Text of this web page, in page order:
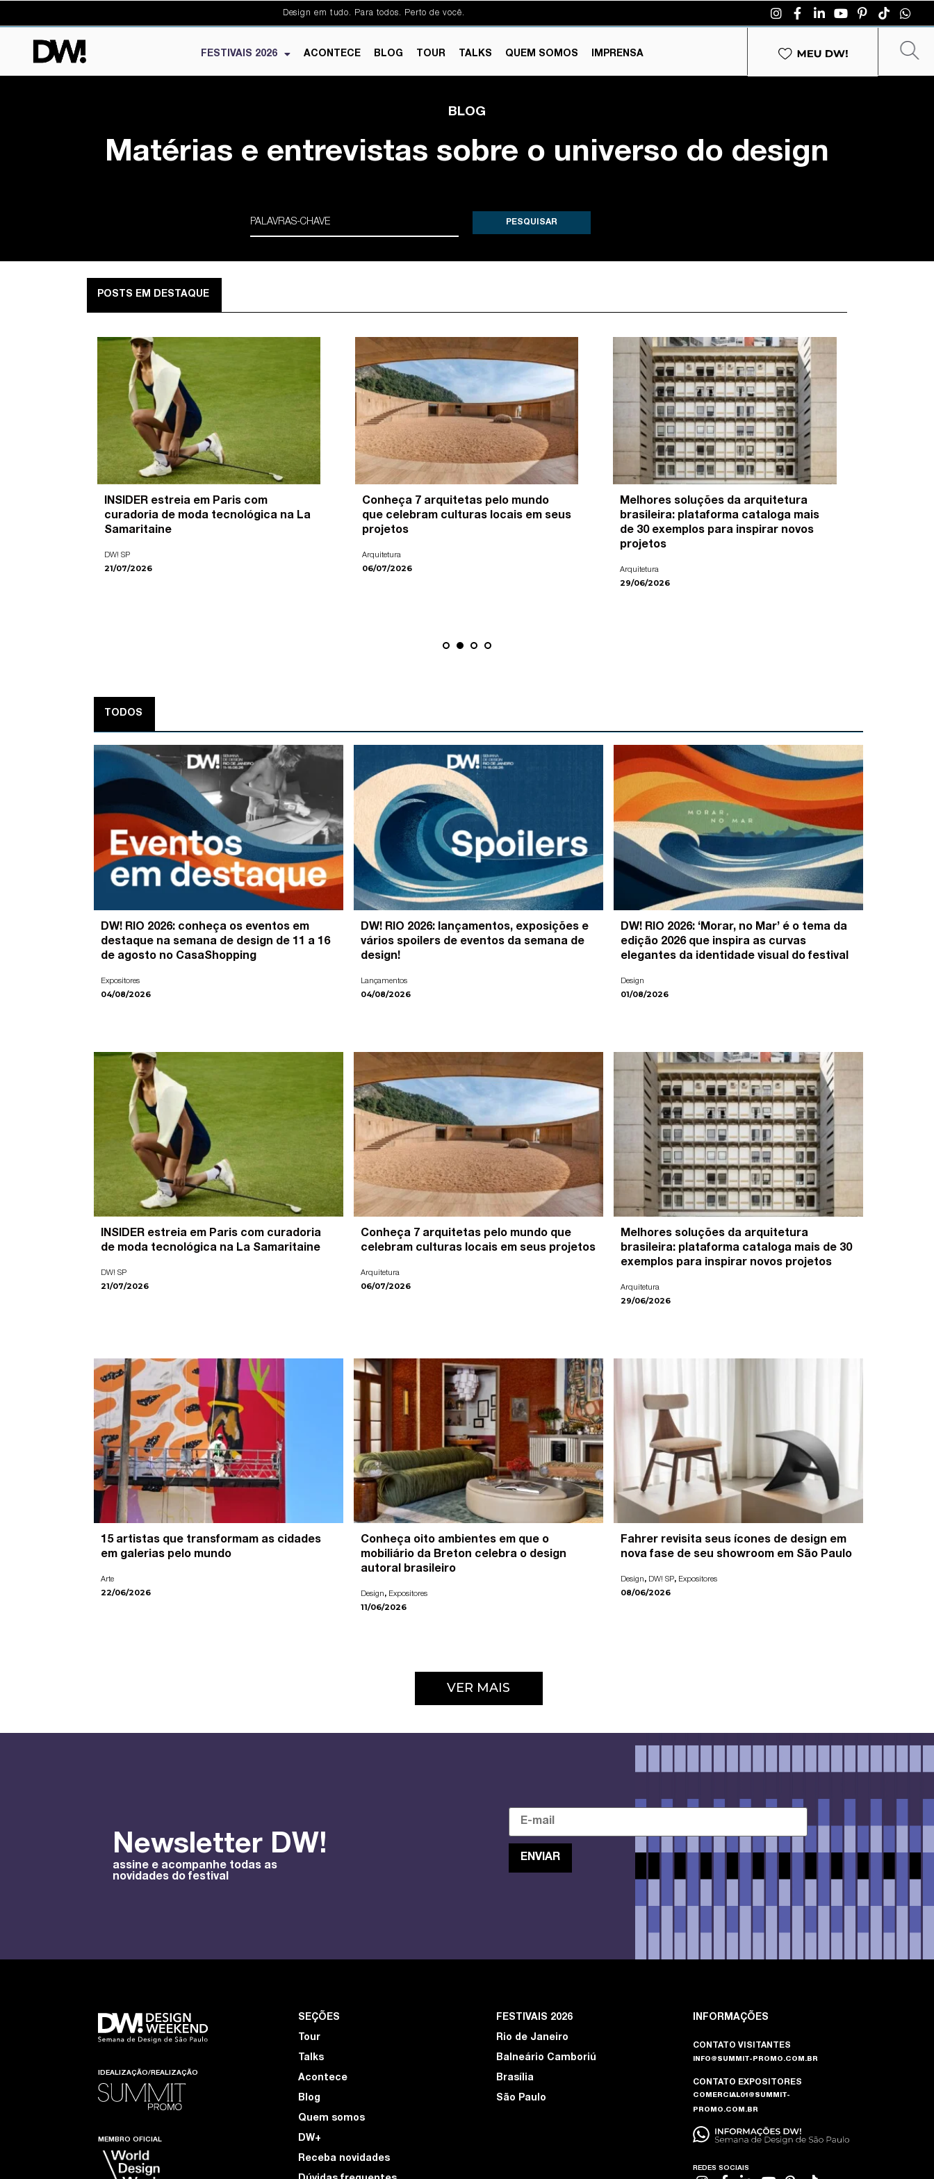
Design em tudo. Para todos. Perto de você.
FESTIVAIS 2026 ACONTECE BLOG TOUR TALKS QUEM SOMOS IMPRENSA
BLOG
Matérias e entrevistas sobre o universo do design
PESQUISAR
POSTS EM DESTAQUE
INSIDER estreia em Paris com
curadoria de moda tecnológica na La
Samaritaine
DW! SP
21/07/2026
Conheça 7 arquitetas pelo mundo
que celebram culturas locais em seus
projetos
Arquitetura
06/07/2026
Melhores soluções da arquitetura
brasileira: plataforma cataloga mais
de 30 exemplos para inspirar novos
projetos
Arquitetura
29/06/2026
TODOS
DW! RIO 2026: conheça os eventos em
destaque na semana de design de 11 a 16
de agosto no CasaShopping
Expositores
04/08/2026
DW! RIO 2026: lançamentos, exposições e
vários spoilers de eventos da semana de
design!
Lançamentos
04/08/2026
DW! RIO 2026: ‘Morar, no Mar’ é o tema da
edição 2026 que inspira as curvas
elegantes da identidade visual do festival
Design
01/08/2026
INSIDER estreia em Paris com curadoria
de moda tecnológica na La Samaritaine
DW! SP
21/07/2026
Conheça 7 arquitetas pelo mundo que
celebram culturas locais em seus projetos
Arquitetura
06/07/2026
Melhores soluções da arquitetura
brasileira: plataforma cataloga mais de 30
exemplos para inspirar novos projetos
Arquitetura
29/06/2026
15 artistas que transformam as cidades
em galerias pelo mundo
Arte
22/06/2026
Conheça oito ambientes em que o
mobiliário da Breton celebra o design
autoral brasileiro
Design, Expositores
11/06/2026
Fahrer revisita seus ícones de design em
nova fase de seu showroom em São Paulo
Design, DW! SP, Expositores
08/06/2026
VER MAIS
Newsletter DW!
assine e acompanhe todas as
novidades do festival
IDEALIZAÇÃO/REALIZAÇÃO
MEMBRO OFICIAL
SEÇÕES
Tour
Talks
Acontece
Blog
Quem somos
DW+
Receba novidades
FESTIVAIS 2026
Rio de Janeiro
Balneário Camboriú
Brasília
São Paulo
INFORMAÇÕES
CONTATO VISITANTES
INFO@SUMMIT-PROMO.COM.BR
CONTATO EXPOSITORES
COMERCIAL01@SUMMIT-
PROMO.COM.BR
REDES SOCIAIS